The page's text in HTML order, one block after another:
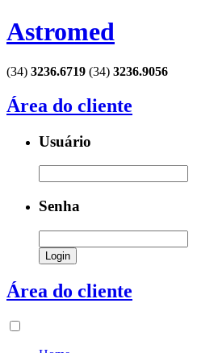
Astromed
(34) 3236.6719 (34) 3236.9056
Área do cliente
Usuário
Senha
Área do cliente